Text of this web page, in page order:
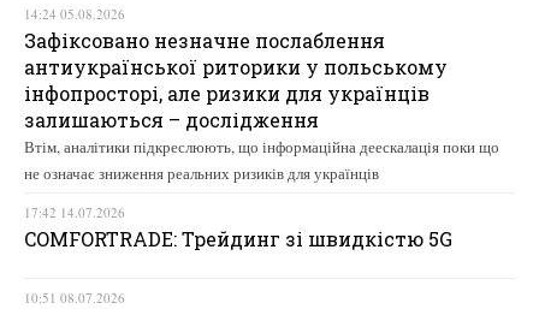
14:24 05.08.2026
Зафіксовано незначне послаблення
антиукраїнської риторики у польському
інфопросторі, але ризики для українців
залишаються – дослідження
Втім, аналітики підкреслюють, що інформаційна деескалація поки що
не означає зниження реальних ризиків для українців
17:42 14.07.2026
COMFORTRADE: Трейдинг зі швидкістю 5G
10:51 08.07.2026